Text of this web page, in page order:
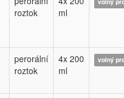
roztok
ml
perorální
roztok
4x 200
ml
volný